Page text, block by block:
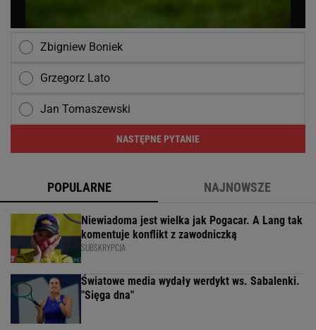
Zbigniew Boniek
Grzegorz Lato
Jan Tomaszewski
NASTĘPNE PYTANIE
POPULARNE NAJNOWSZE
Niewiadoma jest wielka jak Pogacar. A Lang tak
komentuje konflikt z zawodniczką
SUBSKRYPCJA
Światowe media wydały werdykt ws. Sabalenki.
"Sięga dna"